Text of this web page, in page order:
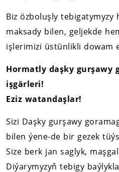
Biz özboluşly tebigatymyzy
maksady bilen, geljekde
işlerimizi üstünlikli dowam
Hormatly daşky gurşawy
işgärleri!
Eziz watandaşlar!
Sizi Daşky gurşawy
bilen ýene-de bir gezek
Size berk jan saglyk,
Diýarymyzyň tebigy